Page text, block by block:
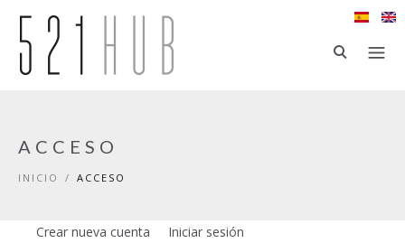
Ir al contenido principal
ACCESO
INICIO / ACCESO
Crear nueva cuenta Iniciar sesión